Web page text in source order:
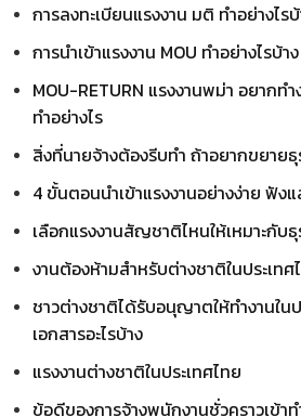
การลงทะเบียนแรงงาน มติ ทำอย่างไร
การนำเข้าแรงงาน MOU ทำอย่างไรบ้าง
MOU-RETURN แรงงานพม่า อยาก
ทำอย่างไร
สิ่งที่นายจ้างต้องรีบทำ ถ้าอยากขยาย
4 ขั้นตอนนำเข้าแรงงานอย่างง่าย ฟังแ
เลือกแรงงานสัญชาติไหนให้เหมาะกับ
งานต้องห้ามสำหรับต่างชาติในประเทศ
ชาวต่างชาติได้รับอนุญาตให้ทำงานใน
เอกสารอะไรบ้าง
แรงงานต่างชาติในประเทศไทย​
ข้อดีของการจ้างพนักงานชั่วคราวเข้า